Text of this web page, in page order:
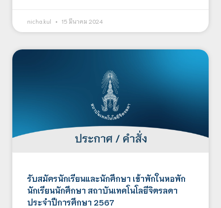
nicha.kul 15 มีนาคม 2024
รับสมัครนักเรียนและนักศึกษา เข้าพักในหอพัก
นักเรียนนักศึกษา สถาบันเทคโนโลยีจิตรลดา
ประจำปีการศึกษา 2567